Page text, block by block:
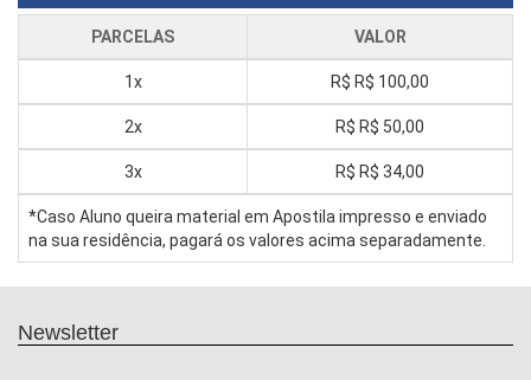
PARCELAS VALOR
1x R$ R$ 100,00
2x R$ R$ 50,00
3x R$ R$ 34,00
*Caso Aluno queira material em Apostila impresso e enviado
na sua residência, pagará os valores acima separadamente.
Newsletter